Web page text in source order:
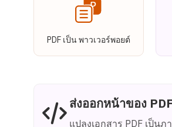
PDF เป็น พาวเวอร์พอยต์
ส่งออกหน้าของ
แปลงเอกสาร PDF เป็น